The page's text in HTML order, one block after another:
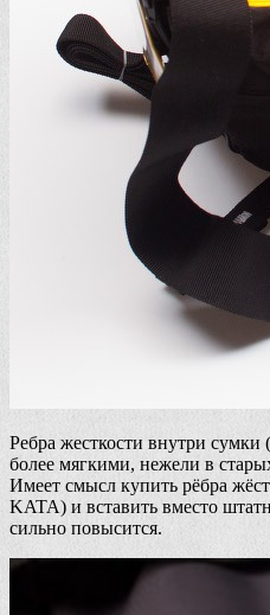
Ребра жесткости внутри сумки
более мягкими, нежели в
Имеет смысл купить рёбра
KATA) и вставить вместо
сильно повысится.